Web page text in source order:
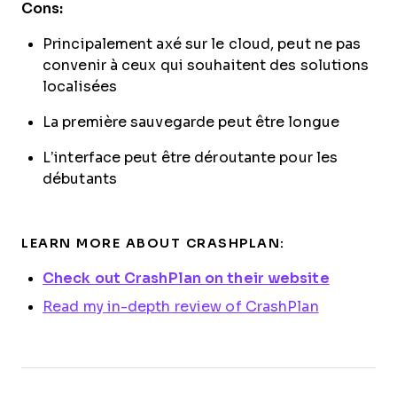
Cons:
Principalement axé sur le cloud, peut ne pas
convenir à ceux qui souhaitent des solutions
localisées
La première sauvegarde peut être longue
L’interface peut être déroutante pour les
débutants
LEARN MORE ABOUT CRASHPLAN:
Check out CrashPlan on their website
Read my in-depth review of CrashPlan